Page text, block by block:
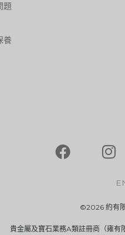
題
養
©2026 約有
貴金屬及寶石業務A類註冊商（雍